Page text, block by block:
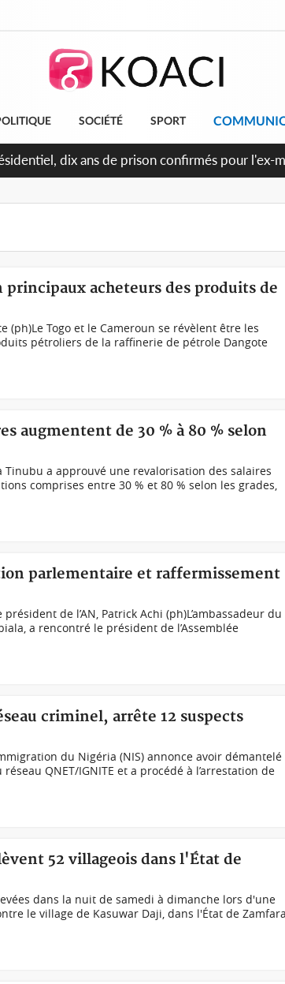
SOCIÉTÉ SPORT
principaux acheteurs des produits de la
principaux acheteurs des produits de
Togo et le Cameroun se révèlent être les
pétroliers de la raffinerie de pétrole Dangote
augmentent de 30 % à 80 % selon
a approuvé une revalorisation des salaires
comprises entre 30 % et 80 % selon les grades,
parlementaire et raffermissement
de l’AN, Patrick Achi (ph)L’ambassadeur du
a rencontré le président de l’Assemblée
criminel, arrête 12 suspects
du Nigéria (NIS) annonce avoir démantelé
QNET/IGNITE et a procédé à l’arrestation de
52 villageois dans l'État de
dans la nuit de samedi à dimanche lors d'une
le village de Kasuwar Daji, dans l'État de